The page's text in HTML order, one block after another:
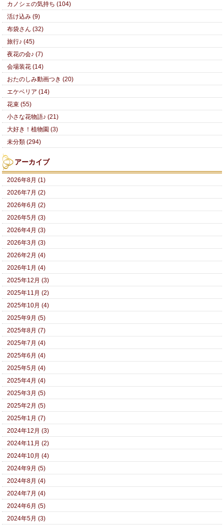
カノシェの気持ち (104)
活け込み (9)
布袋さん (32)
旅行♪ (45)
夜花の会♪ (7)
会場装花 (14)
おたのしみ動画つき (20)
エケベリア (14)
花束 (55)
小さな花物語♪ (21)
大好き！植物園 (3)
未分類 (294)
アーカイブ
2026年8月 (1)
2026年7月 (2)
2026年6月 (2)
2026年5月 (3)
2026年4月 (3)
2026年3月 (3)
2026年2月 (4)
2026年1月 (4)
2025年12月 (3)
2025年11月 (2)
2025年10月 (4)
2025年9月 (5)
2025年8月 (7)
2025年7月 (4)
2025年6月 (4)
2025年5月 (4)
2025年4月 (4)
2025年3月 (5)
2025年2月 (5)
2025年1月 (7)
2024年12月 (3)
2024年11月 (2)
2024年10月 (4)
2024年9月 (5)
2024年8月 (4)
2024年7月 (4)
2024年6月 (5)
2024年5月 (3)